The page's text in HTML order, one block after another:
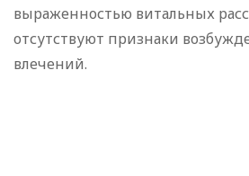
выраженностью витальных
отсутствуют признаки
влечений.